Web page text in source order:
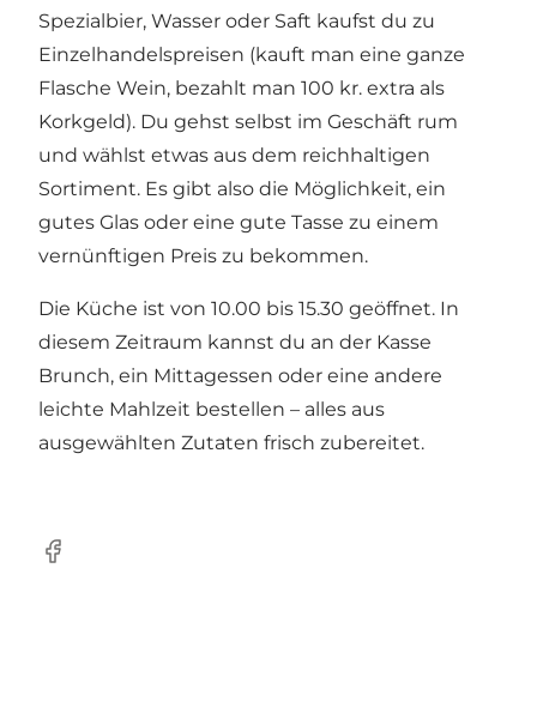
Spezialbier, Wasser oder Saft kaufst du zu
Einzelhandelspreisen (kauft man eine ganze
Flasche Wein, bezahlt man 100 kr. extra als
Korkgeld). Du gehst selbst im Geschäft rum
und wählst etwas aus dem reichhaltigen
Sortiment. Es gibt also die Möglichkeit, ein
gutes Glas oder eine gute Tasse zu einem
vernünftigen Preis zu bekommen.
Die Küche ist von 10.00 bis 15.30 geöffnet. In
diesem Zeitraum kannst du an der Kasse
Brunch, ein Mittagessen oder eine andere
leichte Mahlzeit bestellen – alles aus
ausgewählten Zutaten frisch zubereitet.
Facebook